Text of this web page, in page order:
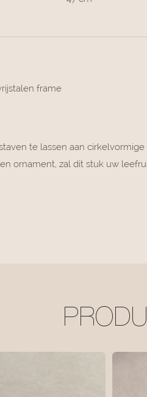
frame
te lassen aan
ornament, zal dit stuk uw